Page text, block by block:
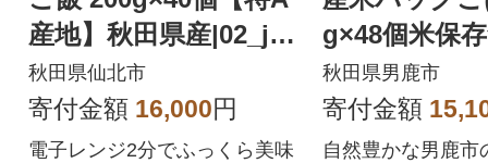
産地】秋田県産|02_jpr
-010801
秋田県仙北市
寄付金額 16,000円
電子レンジ2分でふっくら美味
g×48個米保
3_aks-014801
秋田県男鹿市
寄付金額
自然豊かな男鹿市